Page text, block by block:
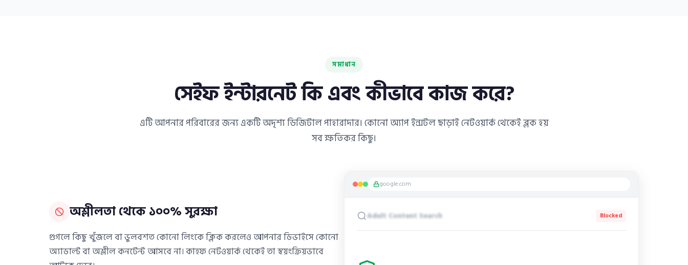
সমাধান
সেইফ ইন্টারনেট কি এবং কীভাবে কাজ করে?
এটি আপনার পরিবারের জন্য একটি অদৃশ্য ডিজিটাল পাহারাদার। কোনো অ্যাপ ইন্সটল ছাড়াই নেটওয়ার্ক থেকেই ব্লক হয়
সব ক্ষতিকর কিছু।
অশ্লীলতা থেকে ১০০% সুরক্ষা
গুগলে কিছু খুঁজলে বা ভুলবশত কোনো লিংকে ক্লিক করলেও আপনার ডিভাইসে কোনো
অ্যাডাল্ট বা অশ্লীল কনটেন্ট আসবে না। কাহফ নেটওয়ার্ক থেকেই তা স্বয়ংক্রিয়ভাবে
google.com
Adult Content Search Blocked